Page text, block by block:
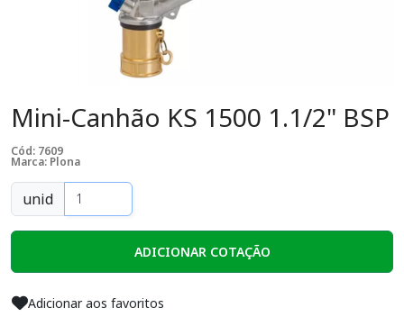
Mini-Canhão KS 1500 1.1/2" BSP
Cód: 7609
Marca: Plona
unid
ADICIONAR COTAÇÃO
Adicionar aos favoritos